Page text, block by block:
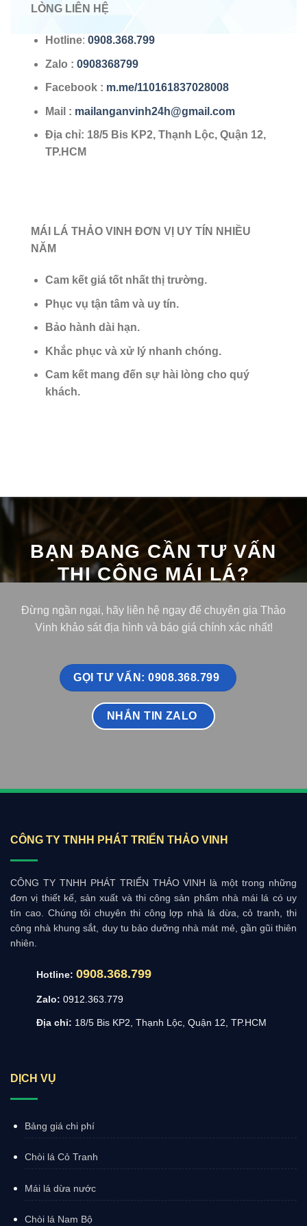
LÒNG LIÊN HỆ
Hotline: 0908.368.799
Zalo : 0908368799
Facebook : m.me/110161837028008
Mail : mailanganvinh24h@gmail.com
Địa chỉ: 18/5 Bis KP2, Thạnh Lộc, Quận 12,
TP.HCM
MÁI LÁ THẢO VINH ĐƠN VỊ UY TÍN NHIỀU
NĂM
Cam kết giá tốt nhất thị trường.
Phục vụ tận tâm và uy tín.
Bảo hành dài hạn.
Khắc phục và xử lý nhanh chóng.
Cam kết mang đến sự hài lòng cho quý
khách.
BẠN ĐANG CẦN TƯ VẤN
THI CÔNG MÁI LÁ?
Đừng ngần ngại, hãy liên hệ ngay để chuyên gia Thảo
Vinh khảo sát địa hình và báo giá chính xác nhất!
GỌI TƯ VẤN: 0908.368.799
NHẮN TIN ZALO
CÔNG TY TNHH PHÁT TRIỂN THẢO VINH
CÔNG TY TNHH PHÁT TRIỂN THẢO VINH là một trong những
đơn vị thiết kế, sản xuất và thi công sản phẩm nhà mái lá có uy
tín cao. Chúng tôi chuyên thi công lợp nhà lá dừa, cỏ tranh, thi
công nhà khung sắt, duy tu bảo dưỡng nhà mát mẻ, gần gũi thiên
nhiên.
Hotline: 0908.368.799
Zalo: 0912.363.779
Địa chỉ: 18/5 Bis KP2, Thạnh Lộc, Quận 12, TP.HCM
DỊCH VỤ
Bảng giá chi phí
Chòi lá Cỏ Tranh
Mái lá dừa nước
Chòi lá Nam Bộ